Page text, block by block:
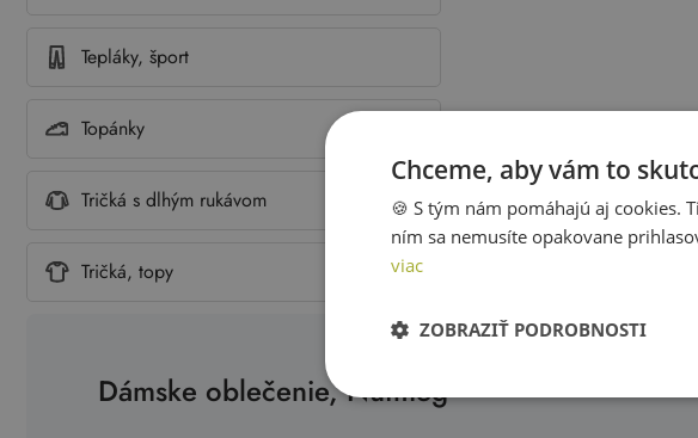
Tepláky, šport
Topánky
Tričká s dlhým rukávom
Tričká, topy
Dámske oblečenie, Nutmeg
Chceme, aby vám to
🍪 S tým nám pomáhajú aj cookies.
ním sa nemusíte opakovane
viac
ZOBRAZIŤ PODROBNOSTI